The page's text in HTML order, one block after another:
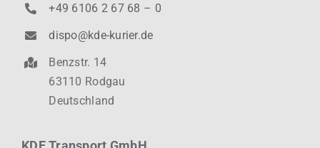
+49 6106 2 67 68 – 0
dispo@kde-kurier.de
Benzstr. 14
63110 Rodgau
Deutschland